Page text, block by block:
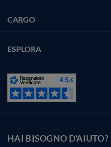
CARGO
ESPLORA
HAI BISOGNO D'AIUTO?